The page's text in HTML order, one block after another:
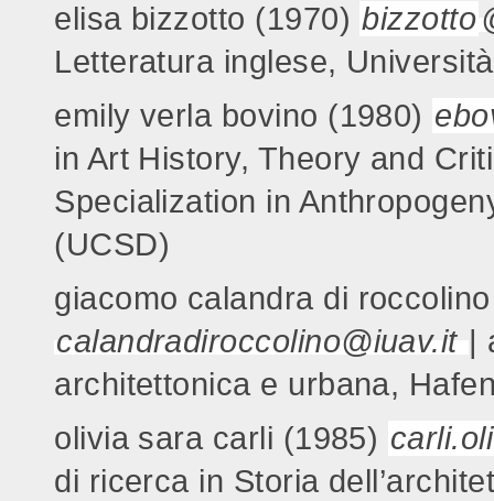
elisa bizzotto (1970) bizzotto
Letteratura inglese,
emily verla bovino (1980)
in Art History, Theory and
Specialization in
(UCSD)
giacomo calandra di
calandradiroccolino@iuav.it
architettonica e urbana,
olivia sara carli (1985)
di ricerca in Storia